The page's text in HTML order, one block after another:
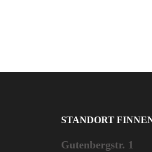
STANDORT
Gutenbergstr. 1